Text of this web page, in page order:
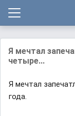
Я мечтал
четыре...
Я мечтал
года.